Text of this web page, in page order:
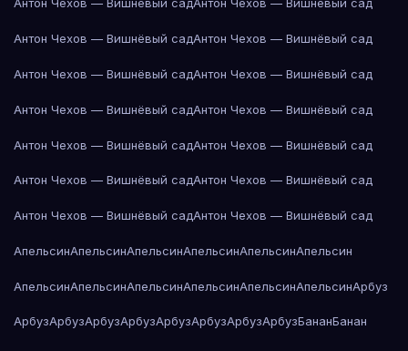
Антон Чехов — Вишнёвый садАнтон Чехов — Вишнёвый сад
Антон Чехов — Вишнёвый садАнтон Чехов — Вишнёвый сад
Антон Чехов — Вишнёвый садАнтон Чехов — Вишнёвый сад
Антон Чехов — Вишнёвый садАнтон Чехов — Вишнёвый сад
Антон Чехов — Вишнёвый садАнтон Чехов — Вишнёвый сад
Антон Чехов — Вишнёвый садАнтон Чехов — Вишнёвый сад
Антон Чехов — Вишнёвый садАнтон Чехов — Вишнёвый сад
АпельсинАпельсинАпельсинАпельсинАпельсинАпельсин
АпельсинАпельсинАпельсинАпельсинАпельсинАпельсинАрбуз
АрбузАрбузАрбузАрбузАрбузАрбузАрбузАрбузБананБанан